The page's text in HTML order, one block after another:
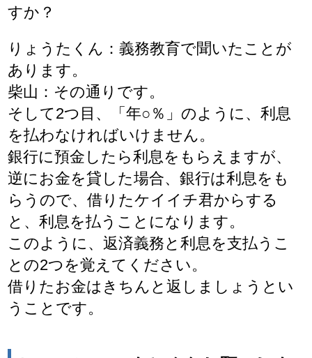
すか？
りょうたくん：義務教育で聞いたことが
あります。
柴山：その通りです。
そして2つ目、「年○％」のように、利息
を払わなければいけません。
銀行に預金したら利息をもらえますが、
逆にお金を貸した場合、銀行は利息をも
らうので、借りたケイイチ君からする
と、利息を払うことになります。
このように、返済義務と利息を支払うこ
との2つを覚えてください。
借りたお金はきちんと返しましょうとい
うことです。